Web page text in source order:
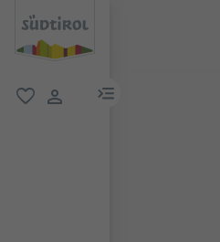
menu link